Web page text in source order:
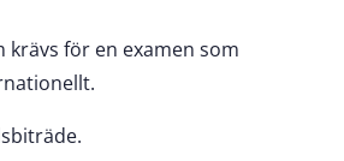
för en examen som